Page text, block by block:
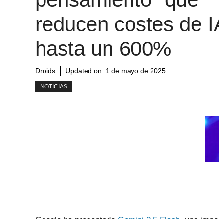
reducen costes de
hasta un 600%
Droids Updated on: 1 de mayo de 2025
NOTICIAS